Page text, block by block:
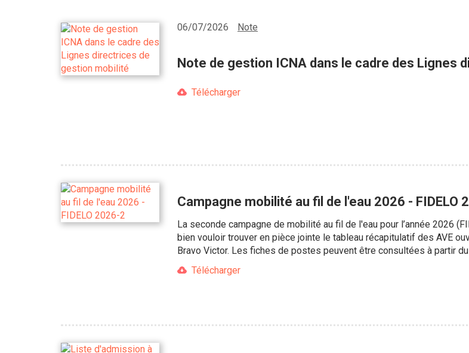
06/07/2026 Note
Note de gestion ICNA dans le cadre des Lignes
Télécharger
Campagne mobilité au fil de l'eau 2026 - FIDELO
La seconde campagne de mobilité au fil de l'eau pour l’année 2026
bien vouloir trouver en pièce jointe le tableau récapitulatif des AVE
Bravo Victor. Les fiches de postes peuvent être consultées à partir
Télécharger